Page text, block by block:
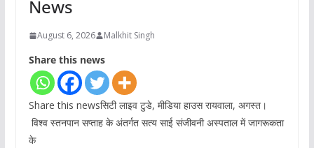
News
August 6, 2026 Malkhit Singh
Share this news
Share this newsसिटी लाइव टुडे, मीडिया हाउस रायवाला, अगस्त।
विश्व स्तनपान सप्ताह के अंतर्गत सत्य साई संजीवनी अस्पताल में जागरूकता
के